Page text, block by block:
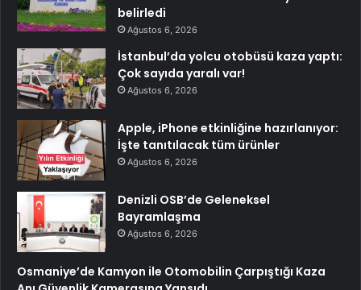
belirledi
Ağustos 6, 2026
İstanbul’da yolcu otobüsü kaza yaptı:
Çok sayıda yaralı var!
Ağustos 6, 2026
Apple, iPhone etkinliğine hazırlanıyor:
İşte tanıtılacak tüm ürünler
Ağustos 6, 2026
Denizli OSB’de Geleneksel
Bayramlaşma
Ağustos 6, 2026
Osmaniye’de Kamyon ile Otomobilin Çarpıştığı Kaza